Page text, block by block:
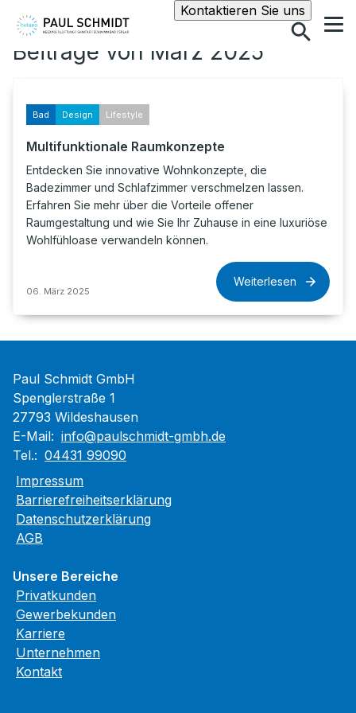
Kontaktieren Sie unsSuche
Beiträge von März 2025
Bad Design Lifestyle
Multifunktionale Raumkonzepte
Entdecken Sie innovative Wohnkonzepte, die
Badezimmer und Schlafzimmer verschmelzen lassen.
Erfahren Sie mehr über die Vorteile offener
Raumgestaltung und wie Sie Ihr Zuhause in eine luxuriöse
Wohlfühloase verwandeln können.
06. März 2025
Weiterlesen
Paul Schmidt GmbH
Spenglerstraße 1
27793 Wildeshausen
E-Mail: info@paulschmidt-gmbh.de
Tel.: 04431 99090
Impressum
Barrierefreiheitserklärung
Datenschutzerklärung
AGB
Unsere Bereiche
Privatkunden
Gewerbekunden
Karriere
Unternehmen
Kontakt